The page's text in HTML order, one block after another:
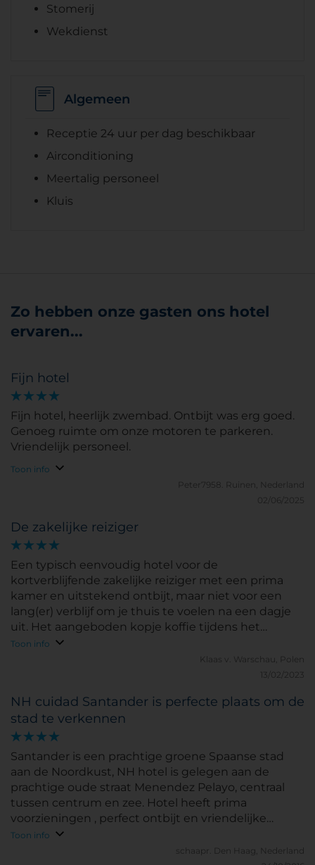
Stomerij
Wekdienst
Algemeen
Receptie 24 uur per dag beschikbaar
Airconditioning
Meertalig personeel
Kluis
Zo hebben onze gasten ons hotel
ervaren...
Fijn hotel
Fijn hotel, heerlijk zwembad. Ontbijt was erg goed.
Genoeg ruimte om onze motoren te parkeren.
Vriendelijk personeel.
Toon info
Peter7958.
Ruinen, Nederland
02/06/2025
De zakelijke reiziger
Een typisch eenvoudig hotel voor de
kortverblijfende zakelijke reiziger met een prima
kamer en uitstekend ontbijt, maar niet voor een
lang(er) verblijf om je thuis te voelen na een dagje
uit. Het aangeboden kopje koffie tijdens het
wachten op mijn collega was vers gebrouwen en
Toon info
Klaas v.
Warschau, Polen
13/02/2023
NH cuidad Santander is perfecte plaats om de
stad te verkennen
Santander is een prachtige groene Spaanse stad
aan de Noordkust, NH hotel is gelegen aan de
prachtige oude straat Menendez Pelayo, centraal
tussen centrum en zee. Hotel heeft prima
voorzieningen , perfect ontbijt en vriendelijke
service. Value for money!
Toon info
schaapr.
Den Haag, Nederland